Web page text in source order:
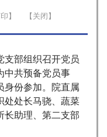
部组织召开党员
中共预备党员事
身份参加。院直属
处处长马骁、蔬菜
长助理、第二支部